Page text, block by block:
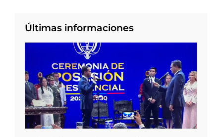
Últimas informaciones